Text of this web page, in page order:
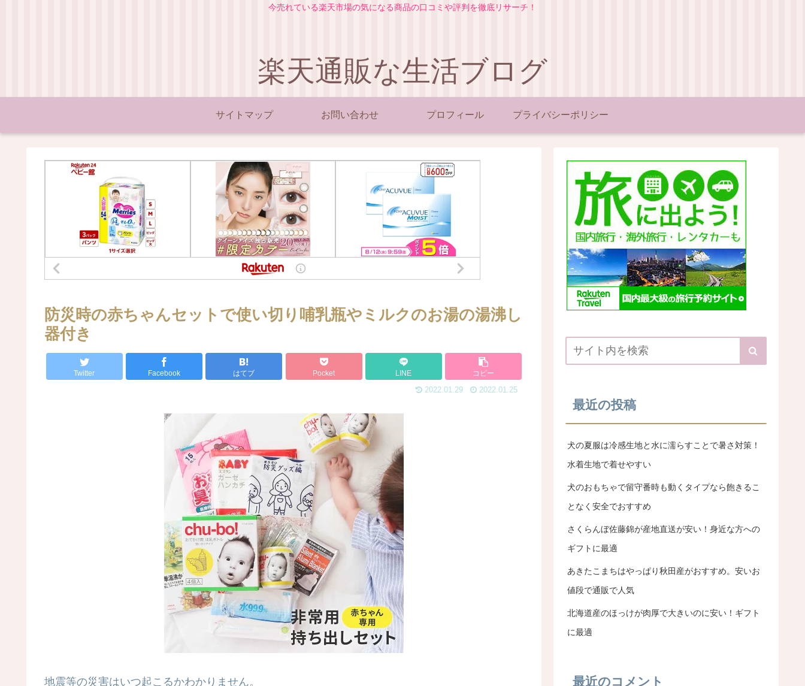
今売れている楽天市場の気になる商品の口コミや評判を徹底リサーチ！
楽天通販な生活ブログ
サイトマップ お問い合わせ プロフィール プライバシーポリシー
防災時の赤ちゃんセットで使い切り哺乳瓶やミルクのお湯の湯沸し
器付き
Twitter Facebook はてブ Pocket LINE コピー
2022.01.29 2022.01.25
地震等の災害はいつ起こるかわかりません。
最近の投稿
犬の夏服は冷感生地と水に濡らすことで暑さ対策！
水着生地で着せやすい
犬のおもちゃで留守番時も動くタイプなら飽きるこ
となく安全でおすすめ
さくらんぼ佐藤錦が産地直送が安い！身近な方への
ギフトに最適
あきたこまちはやっぱり秋田産がおすすめ。安いお
値段で通販で人気
北海道産のほっけが肉厚で大きいのに安い！ギフト
に最適
最近のコメント